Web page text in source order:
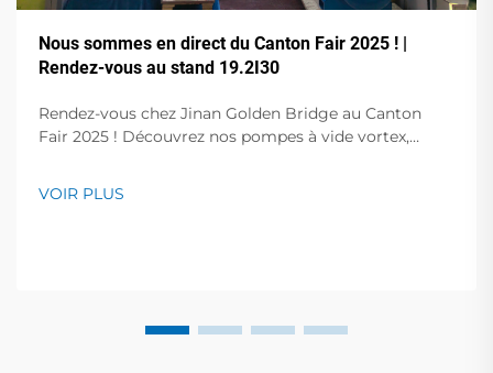
Nous sommes en direct du Canton Fair 2025 ! |
Rendez-vous au stand 19.2I30
Rendez-vous chez Jinan Golden Bridge au Canton
Fair 2025 ! Découvrez nos pompes à vide vortex,
plus encore. Démonstrations en direct au stand
VOIR PLUS